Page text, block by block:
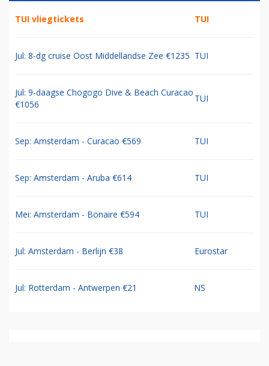
TUI vliegtickets TUI
Jul: 8-dg cruise Oost Middellandse Zee €1235 TUI
Jul: 9-daagse Chogogo Dive & Beach Curacao
€1056
TUI
Sep: Amsterdam - Curacao €569 TUI
Sep: Amsterdam - Aruba €614 TUI
Mei: Amsterdam - Bonaire €594 TUI
Jul: Amsterdam - Berlijn €38 Eurostar
Jul: Rotterdam - Antwerpen €21 NS